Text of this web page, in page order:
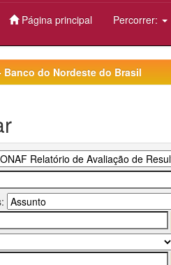
Página principal Percorrer:
Banco do Nordeste do Brasil